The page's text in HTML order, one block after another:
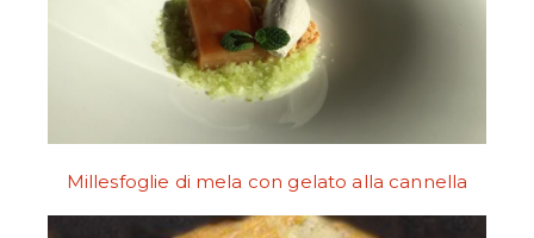
Millesfoglie di mela con gelato alla cannella